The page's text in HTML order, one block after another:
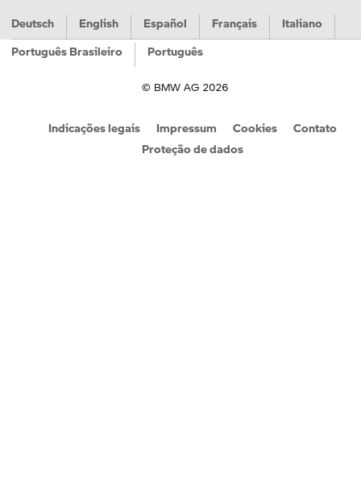
Deutsch English Español Français
Italiano
Português Brasileiro
Português
© BMW AG 2026
Indicações legais Impressum Cookies
Contato
Proteção de dados